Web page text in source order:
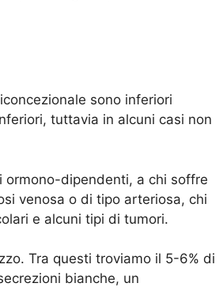
sono inferiori
tuttavia in alcuni casi non
ormono-dipendenti, a chi soffre
venosa o di tipo arteriosa, chi
e alcuni tipi di tumori.
Tra questi troviamo il 5-6% di
bianche, un